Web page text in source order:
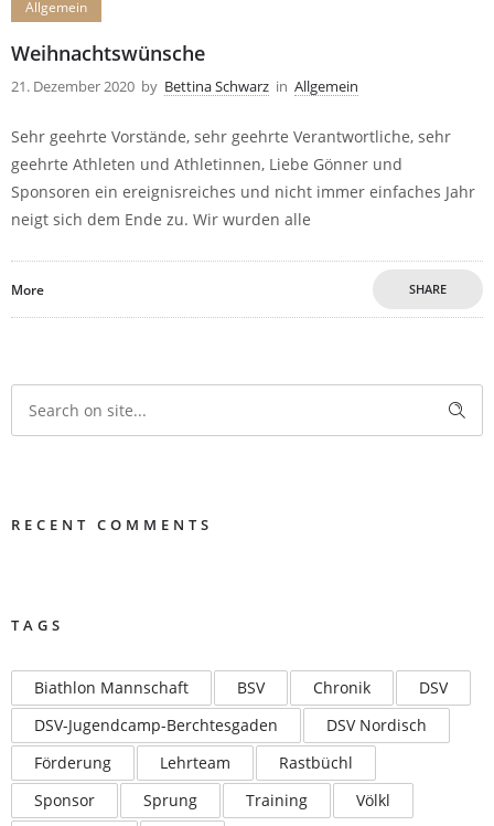
Allgemein
Weihnachtswünsche
21. Dezember 2020 by Bettina Schwarz in Allgemein
Sehr geehrte Vorstände, sehr geehrte Verantwortliche, sehr
geehrte Athleten und Athletinnen, Liebe Gönner und
Sponsoren ein ereignisreiches und nicht immer einfaches Jahr
neigt sich dem Ende zu. Wir wurden alle
More SHARE
RECENT COMMENTS
TAGS
Biathlon Mannschaft BSV Chronik
DSV
DSV-Jugendcamp-Berchtesgaden
DSV Nordisch
Förderung
Lehrteam
Rastbüchl
Sponsor
Sprung Training
Völkl